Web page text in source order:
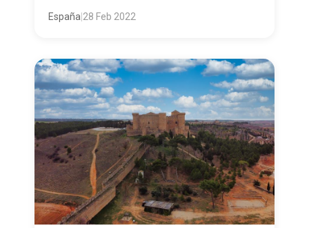
España 28 Feb 2022